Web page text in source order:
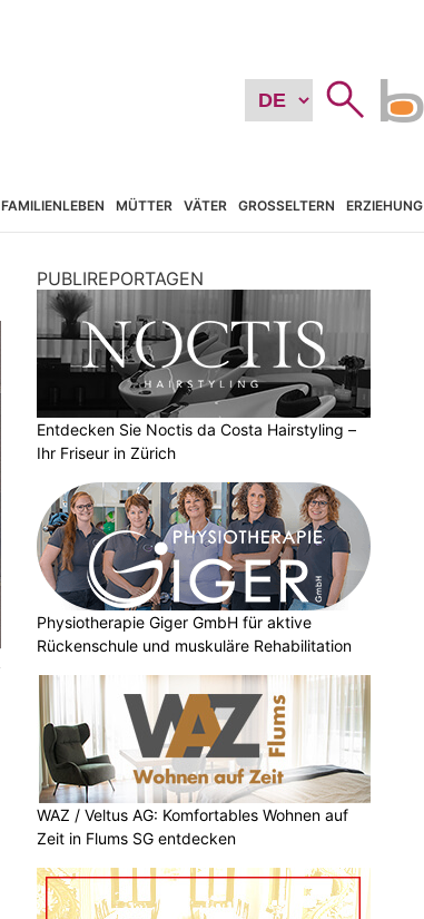
FAMILIENLEBEN MÜTTER VÄTER GROSSELTERN ERZIEHUNG
PUBLIREPORTAGEN
Entdecken Sie Noctis da Costa Hairstyling –
Ihr Friseur in Zürich
Physiotherapie Giger GmbH für aktive
Rückenschule und muskuläre Rehabilitation
WAZ / Veltus AG: Komfortables Wohnen auf
Zeit in Flums SG entdecken